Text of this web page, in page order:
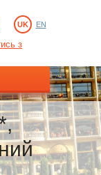
з
UK EN